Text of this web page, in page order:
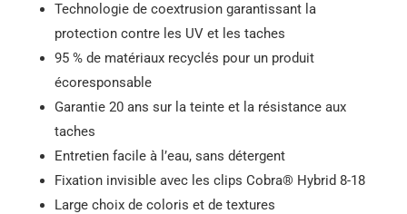
Technologie de coextrusion garantissant la
protection contre les UV et les taches
95 % de matériaux recyclés pour un produit
écoresponsable
Garantie 20 ans sur la teinte et la résistance aux
taches
Entretien facile à l’eau, sans détergent
Fixation invisible avec les clips Cobra® Hybrid 8-18
Large choix de coloris et de textures